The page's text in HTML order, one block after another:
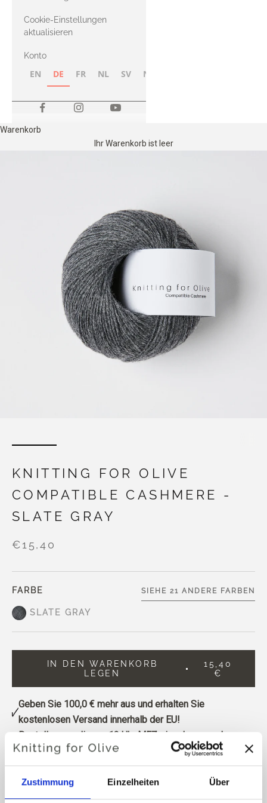
Zustimmung Einzelheiten Über
Cookie-Einstellungen
aktualisieren
Konto
EN DE FR NL SV NB
Warenkorb
Ihr Warenkorb ist leer
KNITTING FOR OLIVE
COMPATIBLE CASHMERE -
SLATE GRAY
€15,40
FARBE
SLATE GRAY
SIEHE 21 ANDERE FARBEN
IN DEN WARENKORB
LEGEN
15,40
€
Geben Sie 100,0 €mehr aus und erhalten Sie
kostenlosen Versand innerhalb der EU!
Bestellungen, die vor 13 Uhr MEZ eingehen, werden
noch am selben Tag versandt.
Knitting for Olive Compatible Cashmere ist ein
ultraweiches und exklusives Garn aus 100% Kaschmir.